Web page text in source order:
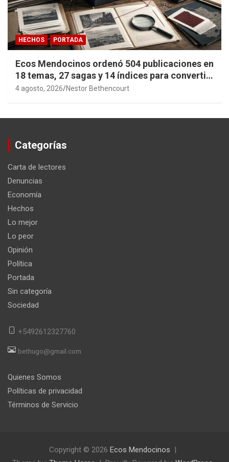
HECHOS PORTADA
Ecos Mendocinos ordenó 504 publicaciones en
18 temas, 27 sagas y 14 índices para convertir
años de investigación en memoria pública
4 agosto, 2026 Nestor Bethencourt
Categorías
Carta de lectores
Denuncias
Economía
Hechos
Lo mejor
Lo peor
Opinión
Política
Portada
Sin categoría
Sociedad
+5492612327760
bethugo@gmail.com
Quienes Somos
Políticas de privacidad
Términos de Servicio
Copyright © 2026 Ecos Mendocinos